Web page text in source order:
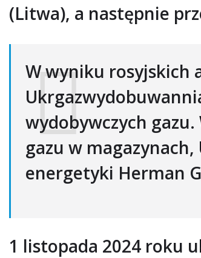
(Litwa), a następnie
W wyniku rosyjskich
wydobywczych
gazu w
energetyki Herman
1 listopada 2024 roku